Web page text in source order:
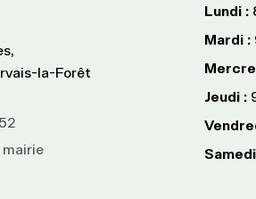
la-Forêt
Lundi :
Mardi :
Jeudi :